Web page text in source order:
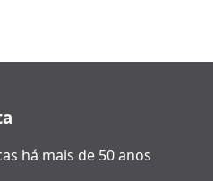
há mais de 50 anos